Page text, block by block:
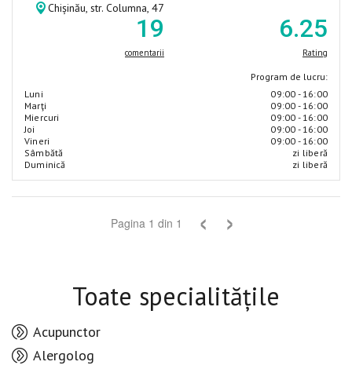
Chișinău, str. Columna, 47
19
comentarii
6.25
Rating
Program de lucru:
Luni
Marţi
Miercuri
Joi
Vineri
Sâmbătă
Duminică
09:00 - 16:00
09:00 - 16:00
09:00 - 16:00
09:00 - 16:00
09:00 - 16:00
zi liberă
zi liberă
Pagina 1 din 1 ‹ ›
Toate specialitățile
Acupunctor
Alergolog